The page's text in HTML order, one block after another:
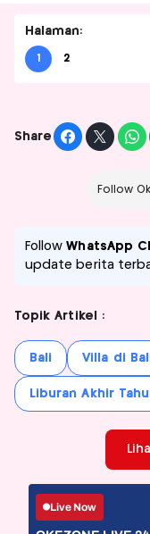
Halaman:
1 2
Share
Follow
FollowWhatsApp
update berita
Topik Artikel :
Bali Villa di
Liburan Akhir
Live Now